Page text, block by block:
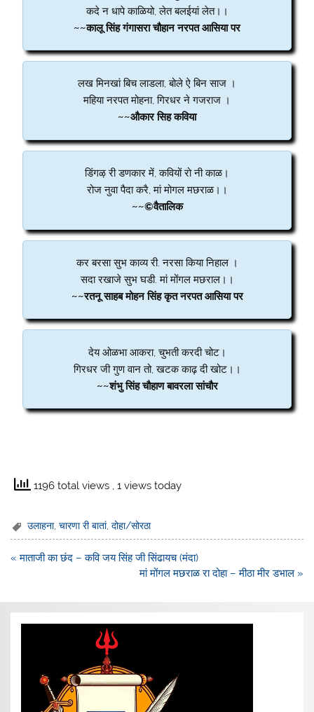
कदे न धापे काळियो, लेत बलईयां लेत।।
~~कालू सिंह गंगासरा चौहान नरपत आसिया पर
लख मिनखां बिच लाडला, बोले ऐ बिन साज ।
महिया नरपत मोहना, गिरधर ने गजराज ।
~~औकार सिह कविया
डिंगऴ री डणकार में, कवियों रो नी काळ।
रोज नुवा पैदा करै, मां मोगल मछराळ।।
~~©वैतालिक
कर बरसा सुभ काव्य री. नरसा किया निहाल ।
सदा रखाजे सुभ घडी. मां मोंगल मछराल।।
~~रतनू साहब मोहन सिंह कृत नरपत आसिया पर
देय ओळभा आकरा, चुभती करदी चोट।
गिरधर जी गुण वान तो, खटक काढ़ दी खोट।।
~~शंभु सिंह चौहाण बावरला सांचौर
1196 total views , 1 views today
उलाहना,चारणा री बातां,दोहा/सोरठा
Post
« माताजी का छंद – कवि जय सिंह जी सिंढायच (मंदा)
मां मोंगल मछराळ रा दोहा – मीठा मीर डभाल »